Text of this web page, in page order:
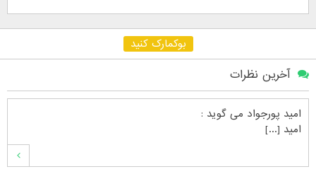
بوکمارک کنید
آخرین نظرات
امید پورجواد می گوید :
امید [...]